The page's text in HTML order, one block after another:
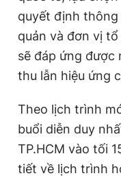
quyết định
quản và đơn vị
sẽ đáp ứng được
thu lẫn hiệu ứng
Theo lịch trình
buổi diễn duy
TP.HCM vào tối
tiết về lịch trình